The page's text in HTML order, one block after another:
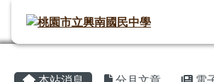
桃園市立興南國民中學
導覽列
主內容區域